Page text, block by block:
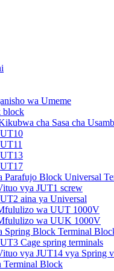
wa Umeme
block
cha Sasa cha
Parafujo Block Universal
vya JUT1 screw
aina ya Universal
wa UUT 1000V
wa UUK 1000V
Spring Block Terminal
Cage spring terminals
vya JUT14 vya Spring
Terminal Block